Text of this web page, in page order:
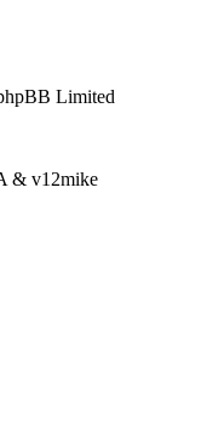
Limited
& v12mike